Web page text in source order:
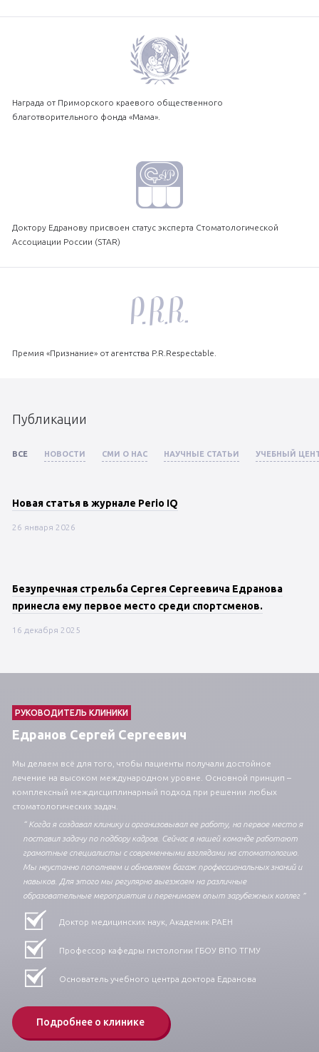
Награда от Приморского краевого общественного
благотворительного фонда «Мама».
Доктору Едранову присвоен статус эксперта Стоматологической
Ассоциации России (STAR)
Премия «Признание» от агентства P.R.Respectable.
Публикации
ВСЕ НОВОСТИ СМИ О НАС НАУЧНЫЕ СТАТЬИ УЧЕБНЫЙ
Новая статья в журнале Perio IQ
26 января 2026
Безупречная стрельба Сергея Сергеевича Едранова
принесла ему первое место среди спортсменов.
16 декабря 2025
РУКОВОДИТЕЛЬ КЛИНИКИ
Едранов Сергей Сергеевич
Мы делаем всё для того, чтобы пациенты получали достойное
лечение на высоком международном уровне. Основной принцип –
комплексный междисциплинарный подход при решении любых
стоматологических задач.
“ Когда я создавал клинику и организовывал ее работу, на первое место я
поставил задачу по подбору кадров. Сейчас в нашей команде работают
грамотные специалисты с современными взглядами на стоматологию.
Мы неустанно пополняем и обновляем багаж профессиональных знаний и
навыков. Для этого мы регулярно выезжаем на различные
образовательные мероприятия и перенимаем опыт зарубежных коллег ”
Доктор медицинских наук, Академик РАЕН
Профессор кафедры гистологии ГБОУ ВПО ТГМУ
Основатель учебного центра доктора Едранова
Подробнее о клинике